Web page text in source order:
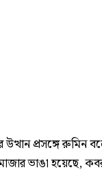
উত্থান প্রসঙ্গে
ভাঙা হয়েছে,